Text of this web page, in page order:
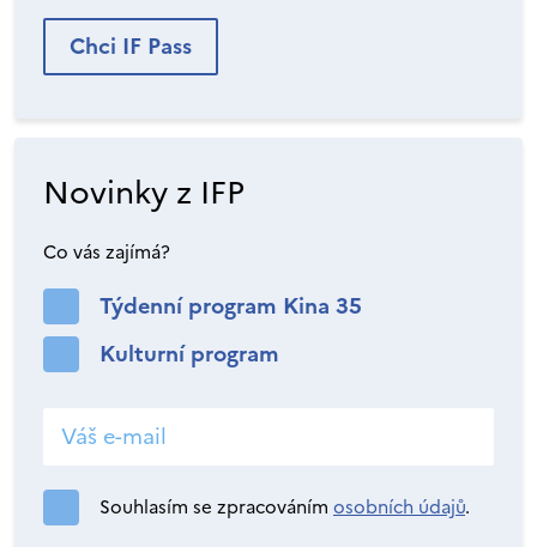
Chci IF Pass
Novinky z IFP
Co vás zajímá?
Týdenní program Kina 35
Kulturní program
Souhlasím se zpracováním osobních údajů.